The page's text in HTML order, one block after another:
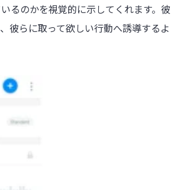
るのかを視覚的に示してくれます。彼
彼らに取って欲しい行動へ誘導するよ